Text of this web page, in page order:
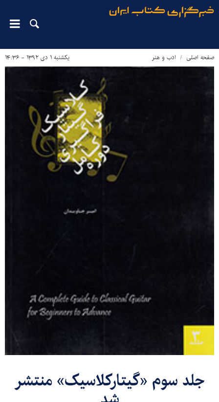
صفحه اصلی ادب و هنر یکشنبه ۱ دی ۱۳۹۲ - ۱۴:۳۶
جلد سوم «گیتارکلاسیک» منتشر